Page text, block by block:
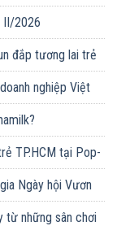
II/2026
đắp tương lai trẻ
nghiệp Việt
TP.HCM tại Pop-
Ngày hội Vươn
từ những sân chơi